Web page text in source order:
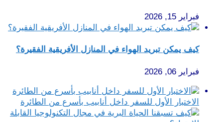
فبراير 15, 2026
كيف يمكن تبريد الهواء في المنازل الأفريقية الفقيرة؟
فبراير 06, 2026
الاختبار الأول للسفر داخل أنابيب بأسرع من الطائرة